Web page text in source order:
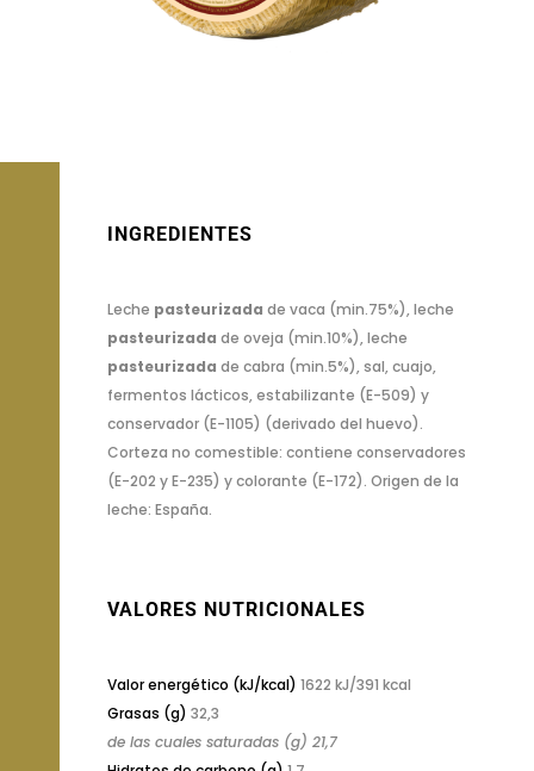
INGREDIENTES
Leche pasteurizada de vaca (min.75%), leche
pasteurizada de oveja (min.10%), leche
pasteurizada de cabra (min.5%), sal, cuajo,
fermentos lácticos, estabilizante (E-509) y
conservador (E-1105) (derivado del huevo).
Corteza no comestible: contiene conservadores
(E-202 y E-235) y colorante (E-172). Origen de la
leche: España.
VALORES NUTRICIONALES
Valor energético (kJ/kcal) 1622 kJ/391 kcal
Grasas (g) 32,3
de las cuales saturadas (g) 21,7